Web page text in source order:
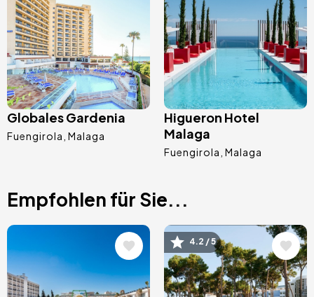
Globales Gardenia
Fuengirola Malaga
Higueron Hotel
Malaga
Fuengirola Malaga
Empfohlen für Sie...
Bild4.2 / 5